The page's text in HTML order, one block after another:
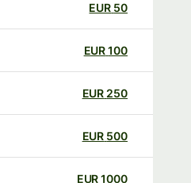
50
EUR
100
EUR
250
EUR
500
EUR
1000
EUR